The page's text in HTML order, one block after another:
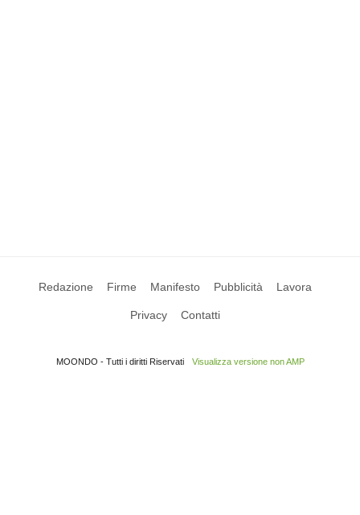
Redazione Firme Manifesto Pubblicità Lavora
Privacy Contatti
MOONDO - Tutti i diritti Riservati Visualizza versione non AMP